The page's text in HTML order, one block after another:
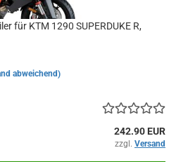
für KTM 1290 SUPERDUKE R,
abweichend)
242.90 EUR
zzgl. Versand